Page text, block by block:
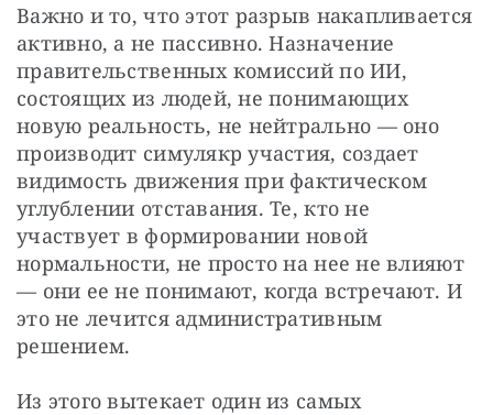
Важно и то, что этот разрыв накапливается
активно, а не пассивно. Назначение
правительственных комиссий по ИИ,
состоящих из людей, не понимающих
новую реальность, не нейтрально — оно
производит симулякр участия, создает
видимость движения при фактическом
углублении отставания. Те, кто не
участвует в формировании новой
нормальности, не просто на нее не влияют
— они ее не понимают, когда встречают. И
это не лечится административным
решением.
Из этого вытекает один из самых